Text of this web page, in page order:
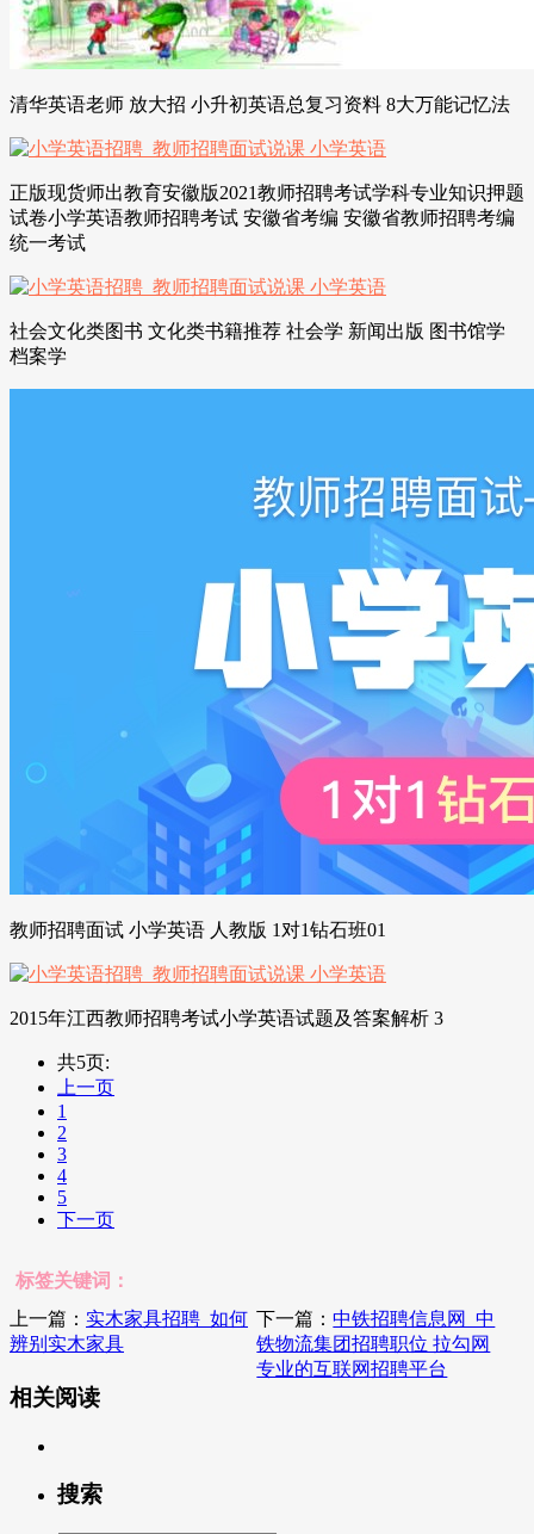
清华英语老师 放大招 小升初英语总复习资料 8大万能记忆法
正版现货师出教育安徽版2021教师招聘考试学科专业知识押题
试卷小学英语教师招聘考试 安徽省考编 安徽省教师招聘考编
统一考试
社会文化类图书 文化类书籍推荐 社会学 新闻出版 图书馆学
档案学
教师招聘面试 小学英语 人教版 1对1钻石班01
2015年江西教师招聘考试小学英语试题及答案解析 3
共5页:
上一页
1
2
3
4
5
下一页
标签关键词：
上一篇： 实木家具招聘_如何
辨别实木家具
下一篇：中铁招聘信息网_中
铁物流集团招聘职位 拉勾网
专业的互联网招聘平台
相关阅读
搜索